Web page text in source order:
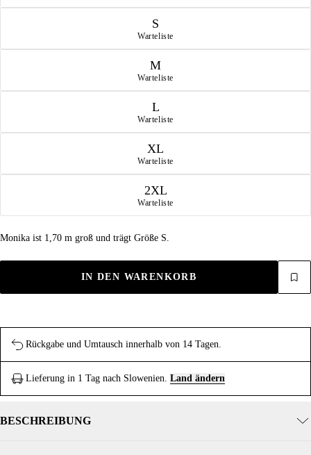
S
Warteliste
M
Warteliste
L
Warteliste
XL
Warteliste
2XL
Warteliste
Monika ist 1,70 m groß und trägt Größe S.
IN DEN WARENKORB
Rückgabe und Umtausch innerhalb von 14 Tagen.
Lieferung in 1 Tag nach Slowenien. Land ändern
BESCHREIBUNG